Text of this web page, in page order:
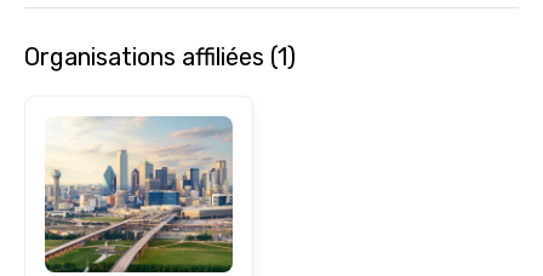
Organisations affiliées (1)